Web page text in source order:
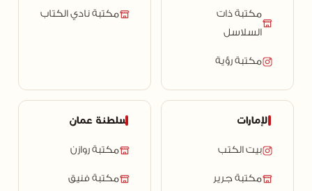
مكتبة ذات
السلاسل
مكتبة رؤية
مكتبة نادي الكتاب
الإمارات
بيت الكتب
مكتبة جرير
سلطنة عمان
مكتبة روازن
مكتبة فنيق